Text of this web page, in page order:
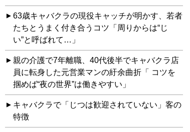
63歳キャバクラの現役キャッチが明かす、若者
たちとうまく付き合うコツ「周りからは“じ
い”と呼ばれて…」
親の介護で7年離職、40代後半でキャバクラ店
員に転身した元営業マンの紆余曲折「 コツを
掴めば“夜の世界”は働きやすい」
キャバクラで「じつは歓迎されていない」客の
特徴